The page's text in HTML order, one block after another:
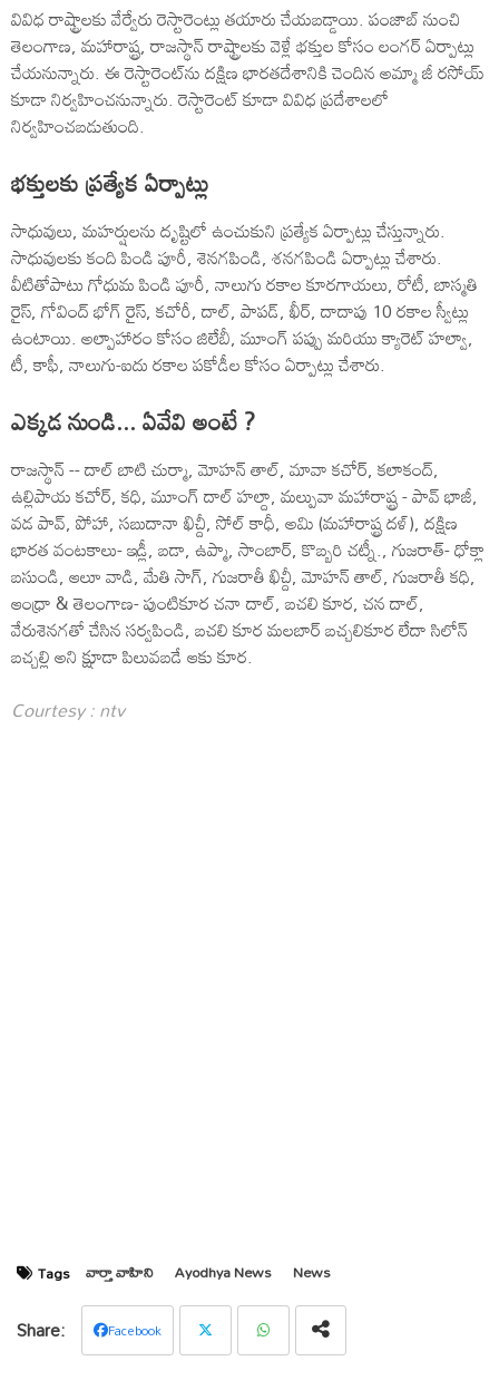
వివిధ రాష్ట్రాలకు వేర్వేరు రెస్టారెంట్లు తయారు చేయబడ్డాయి. పంజాబ్‌ నుంచి
తెలంగాణ, మహారాష్ట్ర, రాజస్థాన్‌ రాష్ట్రాలకు వెళ్లే భక్తుల కోసం లంగర్‌ ఏర్పాట్లు
చేయనున్నారు. ఈ రెస్టారెంట్‌ను దక్షిణ భారతదేశానికి చెందిన అమ్మా జీ రసోయ్‌
కూడా నిర్వహించనున్నారు. రెస్టారెంట్‌ కూడా వివిధ ప్రదేశాలలో
నిర్వహించబడుతుంది.
భక్తులకు ప్రత్యేక ఏర్పాట్లు
సాధువులు, మహర్షులను దృష్టిలో ఉంచుకుని ప్రత్యేక ఏర్పాట్లు చేస్తున్నారు.
సాధువులకు కంది పిండి పూరీ, శెనగపిండి, శనగపిండి ఏర్పాట్లు చేశారు.
వీటితోపాటు గోధుమ పిండి పూరీ, నాలుగు రకాల కూరగాయలు, రోటీ, బాస్మతి
రైస్‌, గోవింద్‌ భోగ్‌ రైస్‌, కచోరీ, దాల్‌, పాపడ్‌, ఖీర్‌, దాదాపు 10 రకాల స్వీట్లు
ఉంటాయి. అల్పాహారం కోసం జిలేబీ, మూంగ్‌ పప్పు మరియు క్యారెట్‌ హల్వా,
టీ, కాఫీ, నాలుగు-ఐదు రకాల పకోడీల కోసం ఏర్పాట్లు చేశారు.
ఎక్కడ నుండి... ఏవేవి అంటే ?
రాజస్థాన్‌ -- దాల్‌ బాటి చుర్మా, మోహన్‌ తాల్‌, మావా కచోర్‌, కలాకంద్‌,
ఉల్లిపాయ కచోర్‌, కధి, మూంగ్‌ దాల్‌ హల్దా, మల్పువా మహారాష్ట్ర - పావ్‌ భాజీ,
వడ పావ్‌, పోహా, సబుదానా ఖిచ్దీ, సోల్‌ కాధీ, అమి (మహారాష్ట్ర దళ్‌), దక్షిణ
భారత వంటకాలు- ఇడ్లీ, బడా, ఉప్మా, సాంబార్‌, కొబ్బరి చట్నీ., గుజరాత్‌- ధోక్లా
బసుండి, ఆలూ వాడి, మేతి సాగ్‌, గుజరాతీ ఖిచ్దీ, మోహన్‌ తాల్‌, గుజరాతీ కధి,
ఆంధ్రా & తెలంగాణ- పుంటికూర చనా దాల్‌, బచలి కూర, చన దాల్‌,
వేరుశెనగతో చేసిన సర్వపిండి, బచలి కూర మలబార్‌ బచ్చలికూర లేదా సిలోన్‌
బచ్చల్లి అని క్షూడా పిలువబడే ఆకు కూర.
Courtesy : ntv
Tags వార్తా వాహిని Ayodhya News News
Facebook